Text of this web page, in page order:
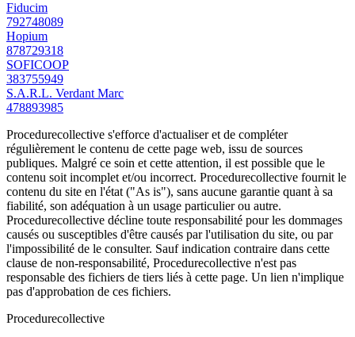
Fiducim
792748089
Hopium
878729318
SOFICOOP
383755949
S.A.R.L. Verdant Marc
478893985
Procedurecollective s'efforce d'actualiser et de compléter
régulièrement le contenu de cette page web, issu de sources
publiques. Malgré ce soin et cette attention, il est possible que le
contenu soit incomplet et/ou incorrect. Procedurecollective fournit le
contenu du site en l'état ("As is"), sans aucune garantie quant à sa
fiabilité, son adéquation à un usage particulier ou autre.
Procedurecollective décline toute responsabilité pour les dommages
causés ou susceptibles d'être causés par l'utilisation du site, ou par
l'impossibilité de le consulter. Sauf indication contraire dans cette
clause de non-responsabilité, Procedurecollective n'est pas
responsable des fichiers de tiers liés à cette page. Un lien n'implique
pas d'approbation de ces fichiers.
Procedurecollective